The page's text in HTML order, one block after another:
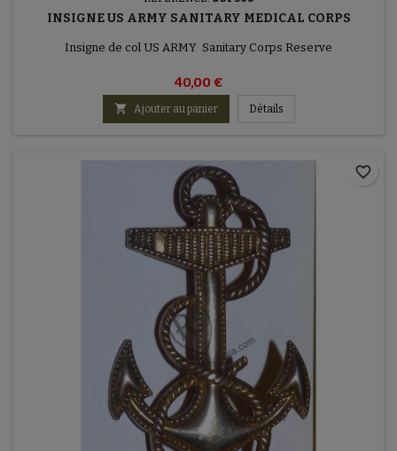
INSIGNE US ARMY SANITARY MEDICAL CORPS
Insigne de col US ARMY Sanitary Corps Reserve
40,00 €
 Ajouter au panier Détails
favorite_border